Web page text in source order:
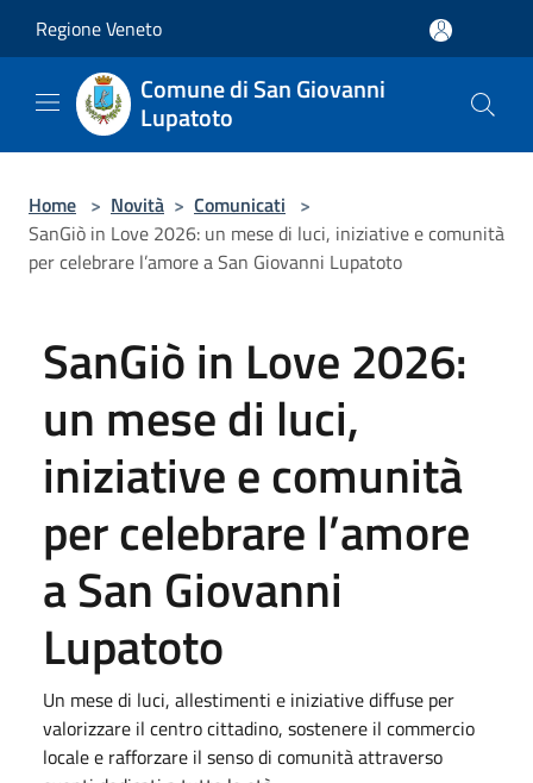
Regione Veneto
Comune di San Giovanni
Lupatoto
Home > Novità > Comunicati >
SanGiò in Love 2026: un mese di luci, iniziative e comunità
per celebrare l’amore a San Giovanni Lupatoto
SanGiò in Love 2026:
un mese di luci,
iniziative e comunità
per celebrare l’amore
a San Giovanni
Lupatoto
Un mese di luci, allestimenti e iniziative diffuse per
valorizzare il centro cittadino, sostenere il commercio
locale e rafforzare il senso di comunità attraverso